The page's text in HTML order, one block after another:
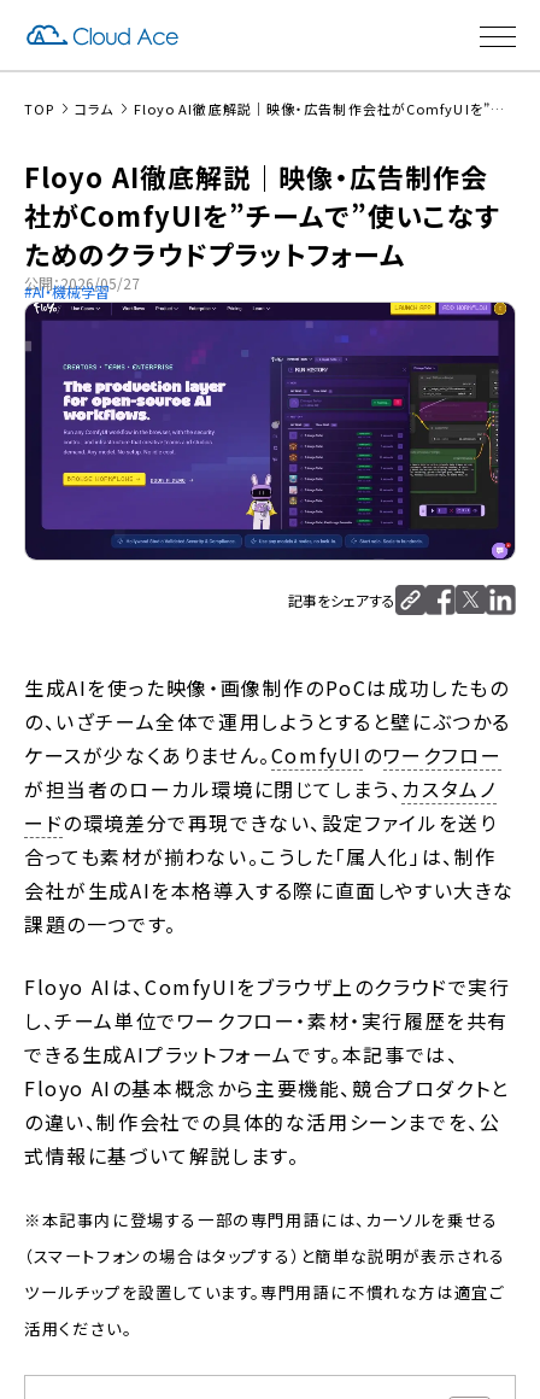
TOP コラム Floyo AI徹底解説｜映像・広告制作会社がComfyUIを”チームで”使いこなすためのクラウドプラットフォーム
Floyo AI徹底解説｜映像・広告制作会
社がComfyUIを”チームで”使いこなす
ためのクラウドプラットフォーム
公開：2026/05/27
AI・機械学習
記事をシェアする
生成AIを使った映像・画像制作のPoCは成功したもの
の、いざチーム全体で運用しようとすると壁にぶつかる
ケースが少なくありません。ComfyUIのワークフロー
が担当者のローカル環境に閉じてしまう、 カスタムノ
ードの環境差分で再現できない、設定ファイルを送り
合っても素材が揃わない。こうした「属人化」は、制作
会社が生成AIを本格導入する際に直面しやすい大きな
課題の一つです。
Floyo AIは、ComfyUIをブラウザ上のクラウドで実行
し、チーム単位でワークフロー・素材・実行履歴を共有
できる生成AIプラットフォームです。本記事では、
Floyo AIの基本概念から主要機能、競合プロダクトと
の違い、制作会社での具体的な活用シーンまでを、公
式情報に基づいて解説します。
※本記事内に登場する一部の専門用語には、カーソルを乗せる
（スマートフォンの場合はタップする）と簡単な説明が表示される
ツールチップを設置しています。専門用語に不慣れな方は適宜ご
活用ください。